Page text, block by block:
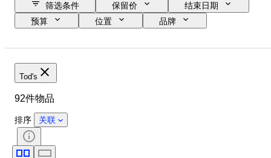
筛选条件 保留价
结束日期
预算
位置
品牌
颜色
Tod's
92件物品
排序 关联